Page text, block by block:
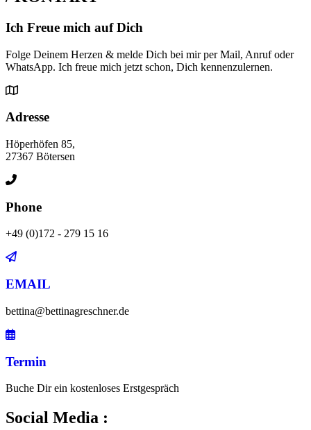
Ich Freue mich aufDich
Folge Deinem Herzen & melde Dich bei mir per Mail, Anruf oder
WhatsApp. Ich freue mich jetzt schon, Dich kennenzulernen.
Adresse
Höperhöfen 85,
27367 Bötersen
Phone
+49 (0)172 - 279 15 16
EMAIL
bettina@bettinagreschner.de
Termin
Buche Dir ein kostenloses Erstgespräch
Social Media :